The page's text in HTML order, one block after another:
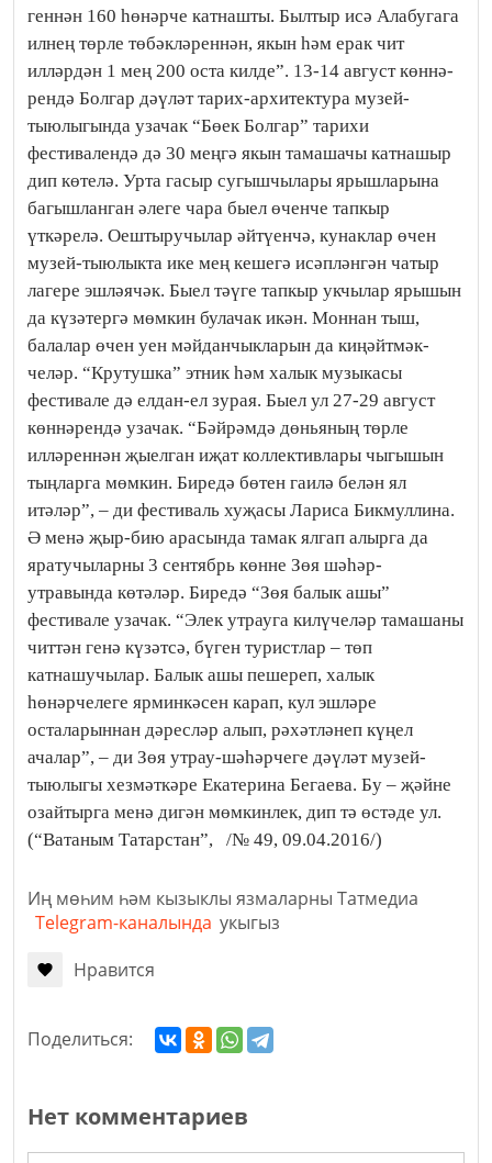
геннән 160 һө­нәрче катнашты. Былтыр исә Алабугага
илнең төрле төбәк­лә­рен­нән, якын һәм ерак чит
илләрдән 1 мең 200 оста килде”. 13-14 август көннә­
рендә Болгар дәүләт тарих-ар­хи­тектура музей-
тыюлы­гында узачак “Бөек Болгар” тарихи
фестивалендә дә 30 меңгә якын тамашачы катнашыр
дип көтелә. Урта гасыр сугышчылары ярышларына
ба­гышланган әлеге чара быел өченче тапкыр
үткәрелә. Оештыручылар әйтүенчә, кунаклар өчен
музей-тыю­лык­та ике мең кешегә исәпләнгән чатыр
лагере эшләячәк. Быел тәүге тапкыр укчылар ярышын
да күзәтергә мөм­кин булачак икән. Моннан тыш,
балалар өчен уен мәй­дан­чык­ларын да киңәйтмәк­
челәр. “Крутушка” этник һәм халык музыкасы
фестивале дә елдан-ел зурая. Быел ул 27-29 август
көннәрендә узачак. “Бәйрәмдә дөнья­ның төрле
илләреннән җыелган иҗат коллективлары чыгышын
тыңларга мөмкин. Биредә бөтен гаилә белән ял
итәләр”, – ди фестиваль хуҗасы Лариса Бикмуллина.
Ә менә җыр-бию арасында тамак ялгап алырга да
яратучыларны 3 сентябрь көнне Зөя шәһәр-
утравында көтә­ләр. Биредә “Зөя балык ашы”
фестивале узачак. “Элек утрауга килү­челәр тамашаны
читтән генә күзәтсә, бүген туристлар – төп
катнашучылар. Балык ашы пешереп, халык
һөнәрчелеге яр­минкәсен карап, кул эшләре
осталарыннан дәресләр алып, рәхәт­ләнеп күңел
ачалар”, – ди Зөя утрау-шәһәр­чеге дәүләт му­зей-
тыюлыгы хезмәткәре Екатерина Бегаева. Бу – җәйне
озайтырга менә дигән мөмкинлек, дип тә өстәде ул.
(“Ватаным Татарстан”, /№ 49, 09.04.2016/)
Иң мөһим һәм кызыклы язмаларны Татмедиа
Telegram-каналында укыгыз
Нравится
Поделиться:
Нет комментариев